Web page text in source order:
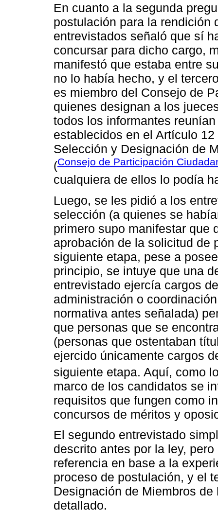
En cuanto a la segunda
postulación para la rendición
entrevistados señaló que sí
concursar para dicho cargo,
manifestó que estaba entre
no lo había hecho, y el
es miembro del Consejo de
quienes designan a los
todos los informantes
establecidos en el Artículo
Selección y Designación de
(Consejo de Participación
cualquiera de ellos lo podía
Luego, se les pidió a los
selección (a quienes se
primero supo manifestar que
aprobación de la solicitud de
siguiente etapa, pese a
principio, se intuye que una
entrevistado ejercía cargos
administración o
normativa antes señalada)
que personas que se
(personas que ostentaban
ejercido únicamente cargos
siguiente etapa. Aquí, como
marco de los candidatos se
requisitos que fungen como
concursos de méritos y
El segundo entrevistado
descrito antes por la ley,
referencia en base a la
proceso de postulación, y el
Designación de Miembros
detallado.